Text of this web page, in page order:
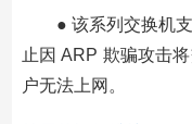
● 该系列交换机
止因 ARP 欺骗攻击
户无法上网。